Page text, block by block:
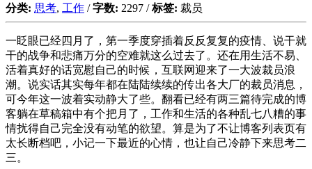
分类: 思考, 工作 /字数: 2297 /标签: 裁员
一眨眼已经四月了，第一季度穿插着反反复复的疫情、说干就
干的战争和悲痛万分的空难就这么过去了。还在用生活不易、
活着真好的话宽慰自己的时候，互联网迎来了一大波裁员浪
潮。说实话其实每年都在陆陆续续的传出各大厂的裁员消息，
可今年这一波着实动静大了些。翻看已经有两三篇待完成的博
客躺在草稿箱中有个把月了，工作和生活的各种乱七八糟的事
情扰得自己完全没有动笔的欲望。算是为了不让博客列表页有
太长断档吧，小记一下最近的心情，也让自己冷静下来思考二
三。